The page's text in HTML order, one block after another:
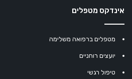
אינדקס מטפלים
מטפלים ברפואה משלימה
יועצים רוחניים
טיפול רגשי